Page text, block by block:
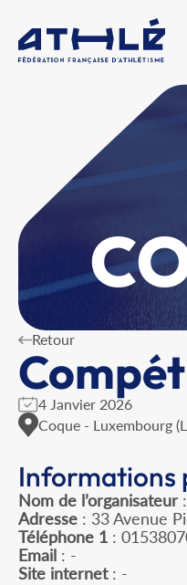
Retour
4 Janvier 2026
Coque - Luxembourg
Informations
Nom de l’organisateur
Adresse : 33 Avenue
Téléphone 1 :
Email : -
Site internet: -